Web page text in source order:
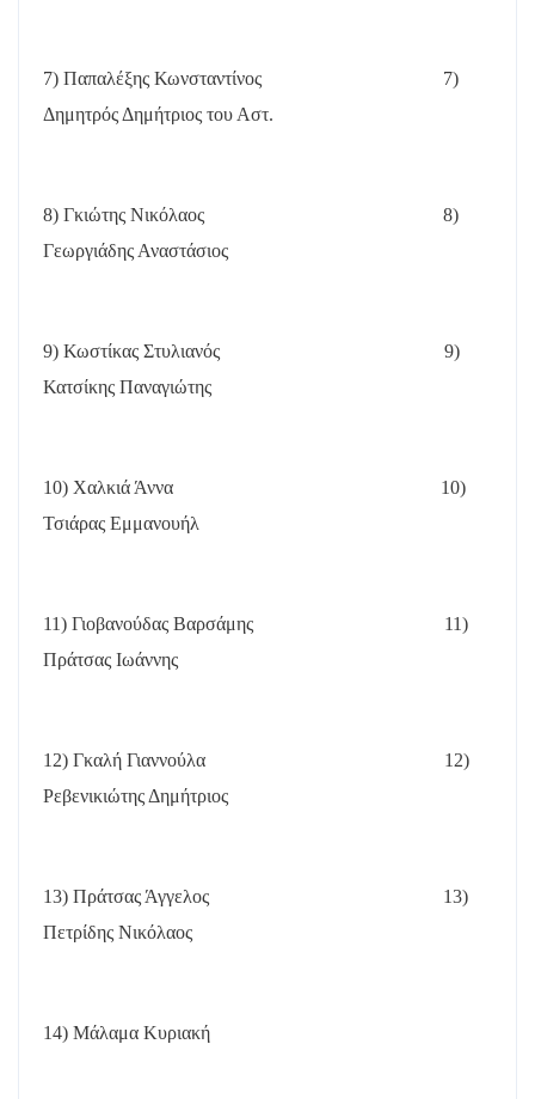
7) Παπαλέξης Κωνσταντίνος
7)
Δημητρός Δημήτριος του Αστ.
8) Γκιώτης Νικόλαος
8)
Γεωργιάδης Αναστάσιος
9) Κωστίκας Στυλιανός
9)
Κατσίκης Παναγιώτης
10) Χαλκιά Άννα
10)
Τσιάρας Εμμανουήλ
11) Γιοβανούδας Βαρσάμης
11)
Πράτσας Ιωάννης
12) Γκαλή Γιαννούλα
12)
Ρεβενικιώτης Δημήτριος
13) Πράτσας Άγγελος
13)
Πετρίδης Νικόλαος
14) Μάλαμα Κυριακή